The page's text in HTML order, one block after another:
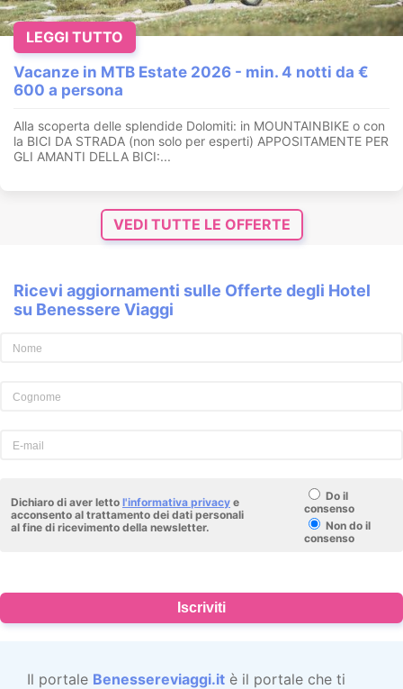
Vacanze in MTB Estate 2026 - min. 4 notti da €
600 a persona
Alla scoperta delle splendide Dolomiti: in MOUNTAINBIKE o con
la BICI DA STRADA (non solo per esperti) APPOSITAMENTE PER
GLI AMANTI DELLA BICI:...
LEGGI TUTTO
VEDI TUTTE LE OFFERTE
Ricevi aggiornamenti sulle Offerte degli Hotel
su Benessere Viaggi
Dichiaro di aver letto l'informativa privacy e
acconsento al trattamento dei dati personali
al fine di ricevimento della newsletter.
Do il
consenso
Non do il
consenso
Iscriviti
Il portale Benessereviaggi.it è il portale che ti